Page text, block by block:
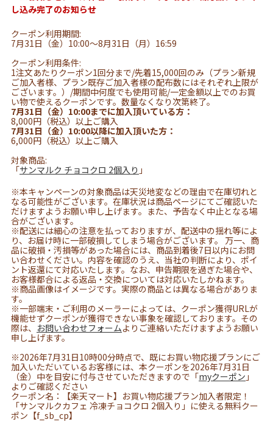
し込み完了のお知らせ
クーポン利用期間:
7月31日（金）10:00～8月31日（月）16:59
クーポン利用条件:
1注文あたりクーポン1回分まで/先着15,000回のみ（プラン新規
ご加入者様、プラン既存ご加入者様の配布数にはそれぞれ上限が
ございます。）/期間中何度でも使用可能/一定金額以上でのお買
い物で使えるクーポンです。数量なくなり次第終了。
7月31日（金）10:00までに加入頂いている方：
8,000円（税込）以上ご購入
7月31日（金）10:00以降に加入頂いた方：
6,000円（税込）以上ご購入
対象商品:
「サンマルク チョコクロ 2個入り 」
※本キャンペーンの対象商品は天災地変などの理由で在庫切れと
なる可能性がございます。在庫状況は商品ページにてご確認いた
だけますようお願い申し上げます。また、予告なく中止となる場
合がございます。
※配送には細心の注意を払っておりますが、配送中の揺れ等によ
り、お届け時に一部破損してしまう場合がございます。 万一、商
品に破損・汚損等があった場合には、商品到着後7日以内にお問
い合わせください。内容を確認のうえ、当社の判断により、ポイ
ント返還にて対応いたします。なお、申告期限を過ぎた場合や、
お客様都合による返品・交換については対応いたしかねます。
※商品画像はイメージです。実際の商品とは異なる場合がありま
す。
※一部端末・ご利用のメーラーによっては、クーポン獲得URLが
機能せずクーポンが獲得できない事象を確認しております。その
際は、 お問い合わせフォームよりご連絡いただけますようお願い
申し上げます。
※2026年7月31日10時00分時点で、既にお買い物応援プランにご
加入いただいているお客様には、本クーポンを2026年7月31日
（金）中を目安に付与させていただきますので「myクーポン 」
よりご確認ください
クーポン名：【楽天マート】お買い物応援プラン加入者限定！
「サンマルクカフェ 冷凍チョコクロ 2個入り」に使える無料クー
ポン【f_sb_cp】